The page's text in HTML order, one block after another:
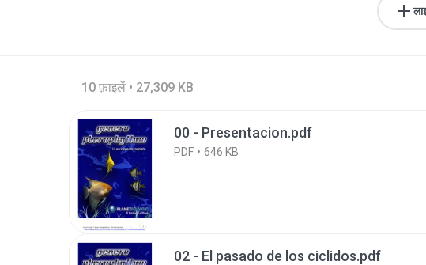
10 फ़ाइलें • 27,309 KB
00 - Presentacion.pdf
PDF 646 KB
02 - El pasado de los ciclidos.pdf